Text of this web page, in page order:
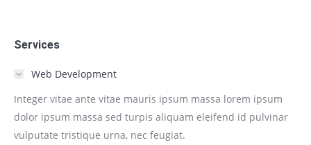
Services
Web Development
Integer vitae ante vitae mauris ipsum massa lorem ipsum
dolor ipsum massa sed turpis aliquam eleifend id pulvinar
vulputate tristique urna, nec feugiat.